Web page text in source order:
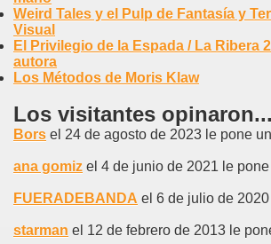
Weird Tales y el Pulp de Fantasía y
Visual
El Privilegio de la Espada / La Ribera
autora
Los Métodos de Moris Klaw
Los visitantes opinaron...
Bors el 24 de agosto de 2023 le pone un
ana gomiz el 4 de junio de 2021 le pone
FUERADEBANDA el 6 de julio de
starman el 12 de febrero de 2013 le